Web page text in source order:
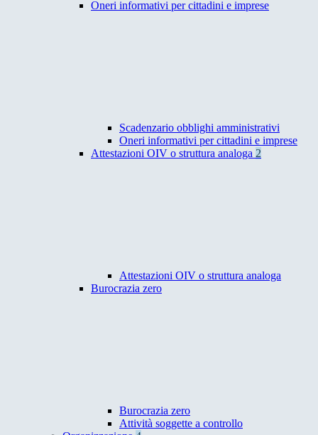
Oneri informativi per cittadini e imprese
Scadenzario obblighi amministrativi
Oneri informativi per cittadini e imprese
Attestazioni OIV o struttura analoga 2
Attestazioni OIV o struttura analoga
Burocrazia zero
Burocrazia zero
Attività soggette a controllo